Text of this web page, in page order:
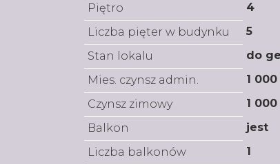
Piętro
4
Liczba pięter w budynku
5
Stan lokalu
do
Mies. czynsz admin.
1 000
Czynsz zimowy
1 000
Balkon
jest
Liczba balkonów
1